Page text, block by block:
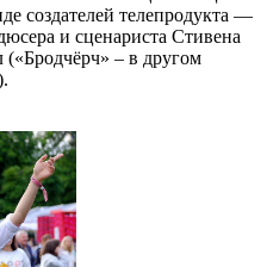
создателей телепродукта —
и сценариста Стивена
– в другом